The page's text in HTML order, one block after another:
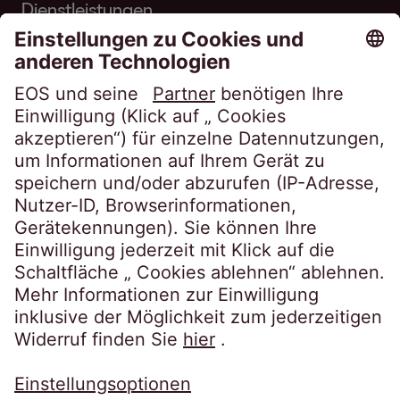
Dienstleistungen
Über EOS
Karriere
Folgen Sie uns auf